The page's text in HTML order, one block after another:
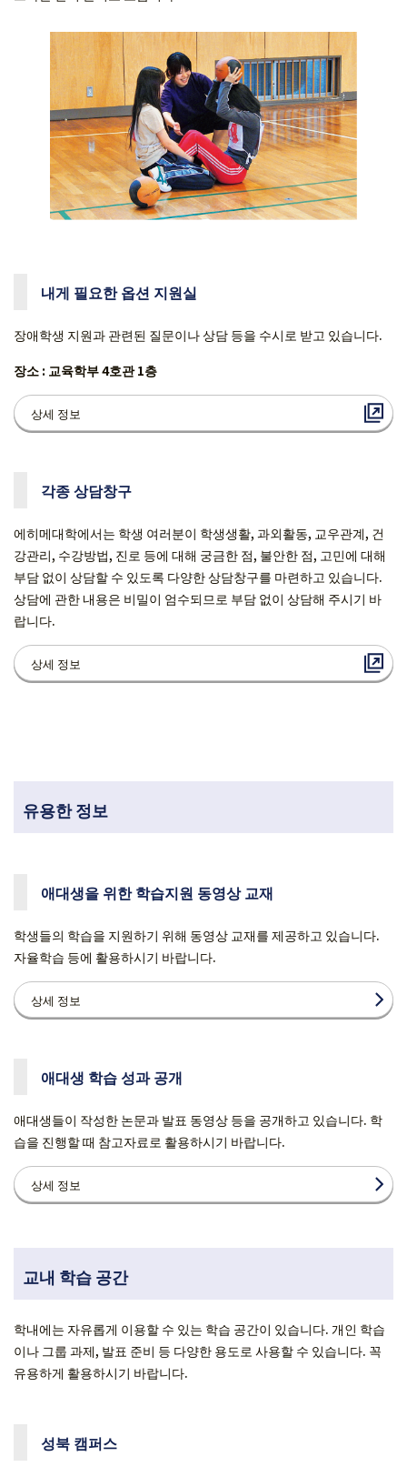
내게 필요한 옵션 지원실
장애학생 지원과 관련된 질문이나 상담 등을 수시로 받고 있습니다.
장소 : 교육학부 4호관 1층
상세 정보
각종 상담창구
에히메대학에서는 학생 여러분이 학생생활, 과외활동, 교우관계, 건
강관리, 수강방법, 진로 등에 대해 궁금한 점, 불안한 점, 고민에 대해
부담 없이 상담할 수 있도록 다양한 상담창구를 마련하고 있습니다.
상담에 관한 내용은 비밀이 엄수되므로 부담 없이 상담해 주시기 바
랍니다.
상세 정보
유용한 정보
애대생을 위한 학습지원 동영상 교재
학생들의 학습을 지원하기 위해 동영상 교재를 제공하고 있습니다.
자율학습 등에 활용하시기 바랍니다.
상세 정보
애대생 학습 성과 공개
애대생들이 작성한 논문과 발표 동영상 등을 공개하고 있습니다. 학
습을 진행할 때 참고자료로 활용하시기 바랍니다.
상세 정보
교내 학습 공간
학내에는 자유롭게 이용할 수 있는 학습 공간이 있습니다. 개인 학습
이나 그룹 과제, 발표 준비 등 다양한 용도로 사용할 수 있습니다. 꼭
유용하게 활용하시기 바랍니다.
성북 캠퍼스